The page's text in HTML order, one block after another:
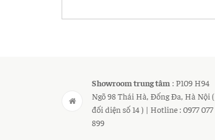
Showroom trung tâm : P109 H94
Ngõ 98 Thái Hà, Đống Đa, Hà Nội (
đối diện số 14 ) | Hotline : 0977 077
899